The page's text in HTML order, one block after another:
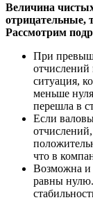
Величина
отрицательные,
Рассмотрим
При
ситуация,
меньше
перешла в
Если
что в
Возможна и
равны нулю.